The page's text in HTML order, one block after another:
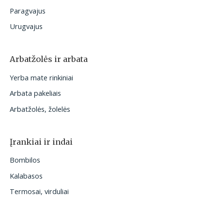
Paragvajus
Urugvajus
Arbatžolės ir arbata
Yerba mate rinkiniai
Arbata pakeliais
Arbatžolės, žolelės
Įrankiai ir indai
Bombilos
Kalabasos
Termosai, virduliai